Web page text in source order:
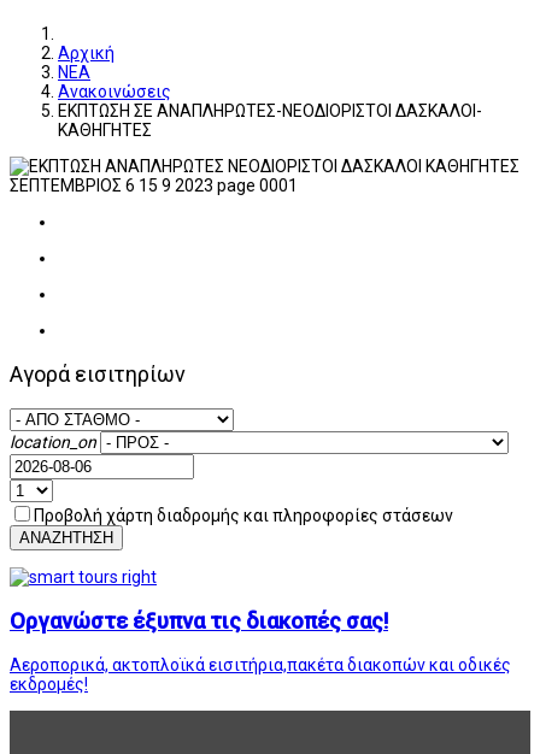
Αρχική
ΝΕΑ
Ανακοινώσεις
ΕΚΠΤΩΣΗ ΣΕ ΑΝΑΠΛΗΡΩΤΕΣ-ΝΕΟΔΙΟΡΙΣΤΟΙ ΔΑΣΚΑΛΟΙ-
ΚΑΘΗΓΗΤΕΣ
Αγορά εισιτηρίων
location_on
Προβολή χάρτη διαδρομής και πληροφορίες στάσεων
ΑΝΑΖΗΤΗΣΗ
Οργανώστε έξυπνα τις διακοπές σας!
Αεροπορικά, ακτοπλοϊκά εισιτήρια,πακέτα διακοπών και οδικές
εκδρομές!